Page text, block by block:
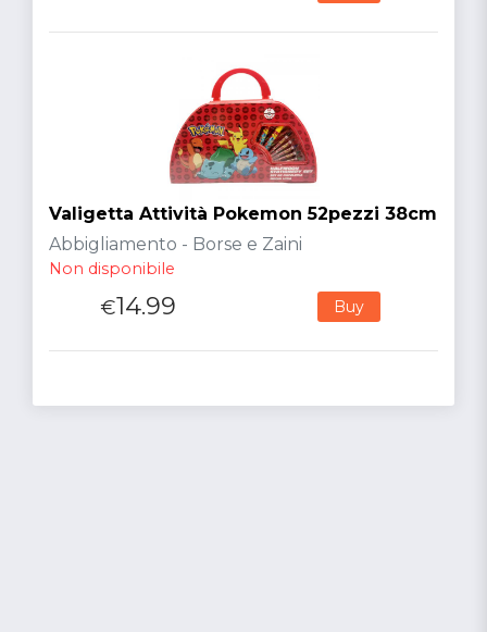
Valigetta Attività Pokemon 52pezzi 38cm
Abbigliamento - Borse e Zaini
Non disponibile
€14.99 Buy